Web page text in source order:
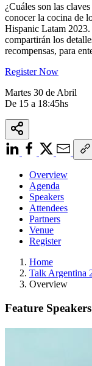
¿Cuáles son las
conocer la cocina de
Hispanic Latam
compartirán los
recompensas, para
Register Now
Martes 30 de Abril
De 15 a 18:45hs
Overview
Agenda
Speakers
Attendees
Partners
Venue
Register
Home
Talk Argentina
Overview
Feature